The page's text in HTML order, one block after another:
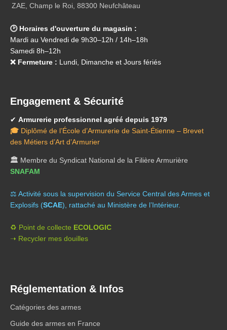
ZAE, Champ le Roi, 88300 Neufchâteau
🕑 Horaires d'ouverture du magasin :
Mardi au Vendredi de 9h30–12h / 14h–18h
Samedi 8h–12h
❌ Fermeture : Lundi, Dimanche et Jours fériés
Engagement & Sécurité
✔ Armurerie professionnel agréé depuis 1979
🎓 Diplômé de l’École d’Armurerie de Saint-Étienne – Brevet
des Métiers d’Art d’Armurier
🏛️ Membre du Syndicat National de la Filière Armurière
SNAFAM
⚖️ Activité sous la supervision du Service Central des Armes et
Explosifs (SCAE), rattaché au Ministère de l’Intérieur.
♻️ Point de collecte ECOLOGIC
➝ Recycler mes douilles
Réglementation & Infos
Catégories des armes
Guide des armes en France